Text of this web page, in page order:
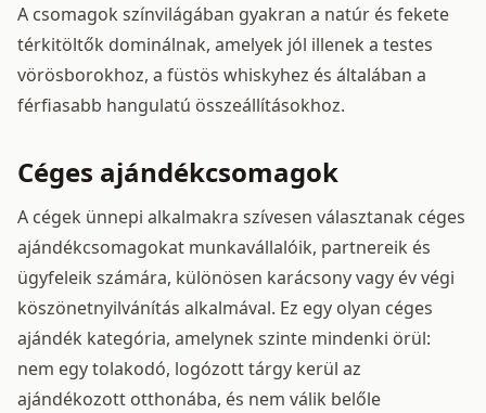
A csomagok színvilágában gyakran a natúr és fekete
térkitöltők dominálnak, amelyek jól illenek a testes
vörösborokhoz, a füstös whiskyhez és általában a
férfiasabb hangulatú összeállításokhoz.
Céges ajándékcsomagok
A cégek ünnepi alkalmakra szívesen választanak céges
ajándékcsomagokat munkavállalóik, partnereik és
ügyfeleik számára, különösen karácsony vagy év végi
köszönetnyilvánítás alkalmával. Ez egy olyan céges
ajándék kategória, amelynek szinte mindenki örül:
nem egy tolakodó, logózott tárgy kerül az
ajándékozott otthonába, és nem válik belőle